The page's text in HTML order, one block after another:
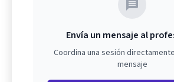
Envía un mensaje al
Coordina una sesión
mensaje